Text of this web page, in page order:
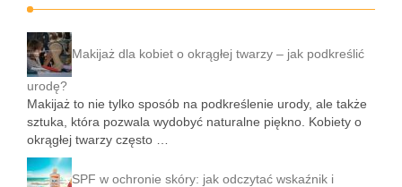
Makijaż dla kobiet o okrągłej twarzy – jak podkreślić
urodę?
Makijaż to nie tylko sposób na podkreślenie urody, ale także
sztuka, która pozwala wydobyć naturalne piękno. Kobiety o
okrągłej twarzy często …
SPF w ochronie skóry: jak odczytać wskaźnik i